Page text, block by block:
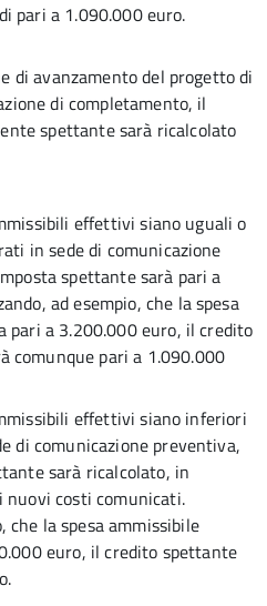
pari a 1.090.000 euro.
di avanzamento del progetto di
di completamento, il
spettante sarà ricalcolato
effettivi siano uguali o
in sede di comunicazione
spettante sarà pari a
ad esempio, che la spesa
pari a 3.200.000 euro, il credito
comunque pari a 1.090.000
effettivi siano inferiori
di comunicazione preventiva,
sarà ricalcolato, in
nuovi costi comunicati.
che la spesa ammissibile
euro, il credito spettante